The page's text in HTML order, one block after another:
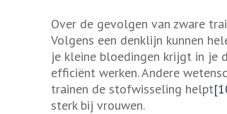
Over de gevolgen van zware
Volgens een denklijn kunnen
je kleine bloedingen krijgt in je
efficiënt werken. Andere
trainen de stofwisseling helpt
sterk bij vrouwen.